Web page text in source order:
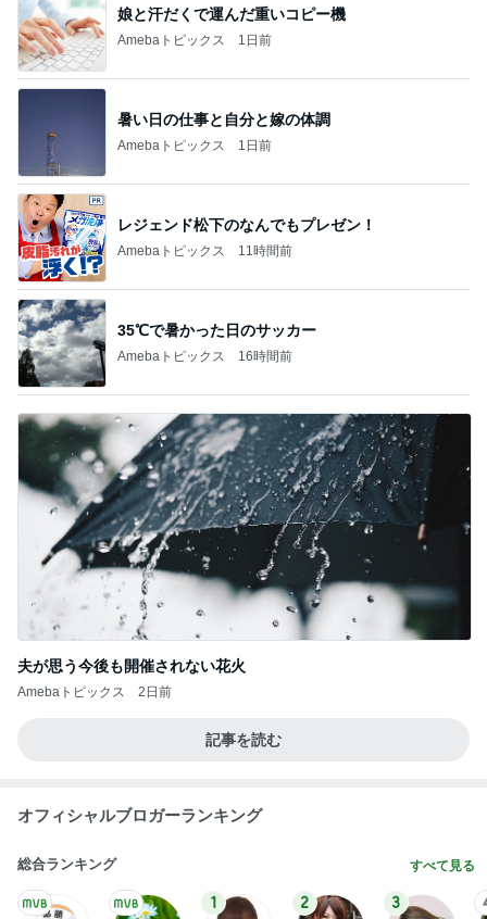
娘と汗だくで運んだ重いコピー機
Amebaトピックス 1日前
暑い日の仕事と自分と嫁の体調
Amebaトピックス 1日前
レジェンド松下のなんでもプレゼン！
Amebaトピックス 11時間前
35℃で暑かった日のサッカー
Amebaトピックス 16時間前
夫が思う今後も開催されない花火
Amebaトピックス 2日前
記事を読む
オフィシャルブロガーランキング
総合ランキング すべて見る
1 2 3